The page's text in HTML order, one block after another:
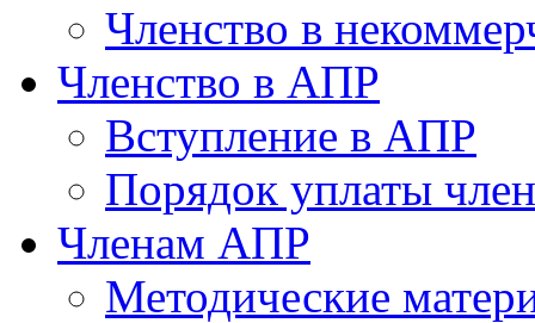
Членство в
Членство в АПР
Вступление в АПР
Порядок уплаты
Членам АПР
Методические